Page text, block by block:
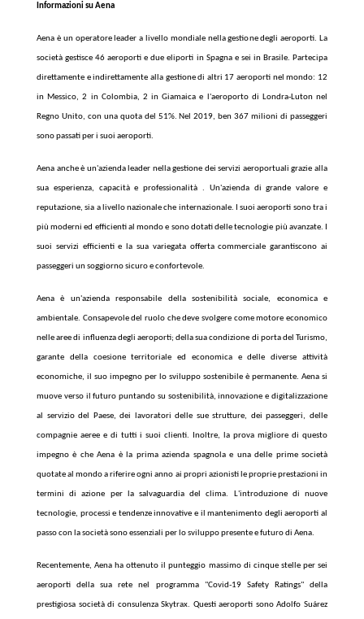
Informazioni su Aena
Aena è un operatore leader a livello mondiale nella gestione degli aeroporti. La
società gestisce 46 aeroporti e due eliporti in Spagna e sei in Brasile. Partecipa
direttamente e indirettamente alla gestione di altri 17 aeroporti nel mondo: 12
in Messico, 2 in Colombia, 2 in Giamaica e l'aeroporto di Londra-Luton nel
Regno Unito, con una quota del 51%. Nel 2019, ben 367 milioni di passeggeri
sono passati per i suoi aeroporti.
Aena anche è un'azienda leader nella gestione dei servizi aeroportuali grazie alla
sua esperienza, capacità e professionalità . Un'azienda di grande valore e
reputazione, sia a livello nazionale che internazionale. I suoi aeroporti sono tra i
più moderni ed efficienti al mondo e sono dotati delle tecnologie più avanzate. I
suoi servizi efficienti e la sua variegata offerta commerciale garantiscono ai
passeggeri un soggiorno sicuro e confortevole.
Aena è un'azienda responsabile della sostenibilità sociale, economica e
ambientale. Consapevole del ruolo che deve svolgere come motore economico
nelle aree di influenza degli aeroporti; della sua condizione di porta del Turismo,
garante della coesione territoriale ed economica e delle diverse attività
economiche, il suo impegno per lo sviluppo sostenibile è permanente. Aena si
muove verso il futuro puntando su sostenibilità, innovazione e digitalizzazione
al servizio del Paese, dei lavoratori delle sue strutture, dei passeggeri, delle
compagnie aeree e di tutti i suoi clienti. Inoltre, la prova migliore di questo
impegno è che Aena è la prima azienda spagnola e una delle prime società
quotate al mondo a riferire ogni anno ai propri azionisti le proprie prestazioni in
termini di azione per la salvaguardia del clima. L'introduzione di nuove
tecnologie, processi e tendenze innovative e il mantenimento degli aeroporti al
passo con la società sono essenziali per lo sviluppo presente e futuro di Aena.
Recentemente, Aena ha ottenuto il punteggio massimo di cinque stelle per sei
aeroporti della sua rete nel programma "Covid-19 Safety Ratings" della
prestigiosa società di consulenza Skytrax. Questi aeroporti sono Adolfo Suárez